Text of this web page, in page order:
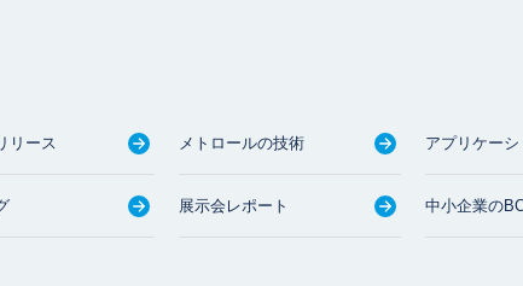
リース メトロールの技術 アプリケーシ
展示会レポート 中小企業の